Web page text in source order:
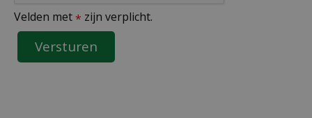
Velden met * zijn verplicht.